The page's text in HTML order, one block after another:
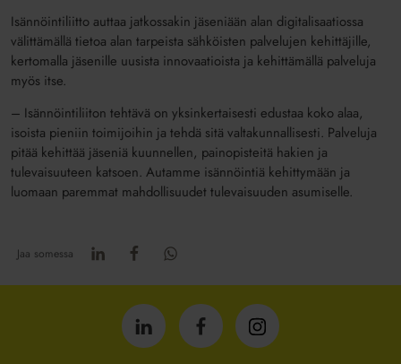
Isännöintiliitto auttaa jatkossakin jäseniään alan digitalisaatiossa
välittämällä tietoa alan tarpeista sähköisten palvelujen kehittäjille,
kertomalla jäsenille uusista innovaatioista ja kehittämällä palveluja
myös itse.
– Isännöintiliiton tehtävä on yksinkertaisesti edustaa koko alaa,
isoista pieniin toimijoihin ja tehdä sitä valtakunnallisesti. Palveluja
pitää kehittää jäseniä kuunnellen, painopisteitä hakien ja
tulevaisuuteen katsoen. Autamme isännöintiä kehittymään ja
luomaan paremmat mahdollisuudet tulevaisuuden asumiselle.
Jaa somessa
IsännöintiliittoIsännöintiliittoIsännöintiliitto